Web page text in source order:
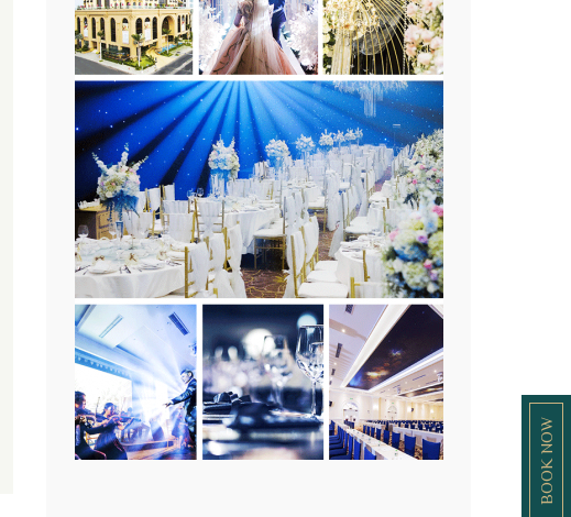
BOOK NOW